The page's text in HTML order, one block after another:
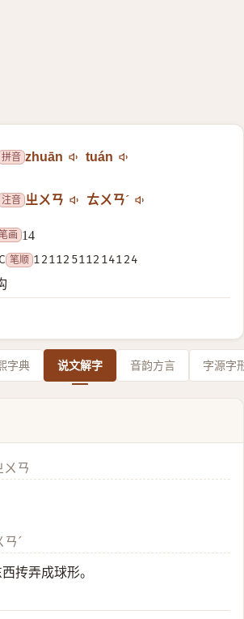
拼音 zhuān tuán
注音 ㄓㄨㄢ ㄊㄨㄢˊ
画 14
笔顺 12112511214124
字典 说文解字 音韵方言 字源字
ㄨㄢ
ㄢˊ
抟弄成球形。